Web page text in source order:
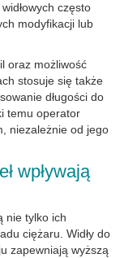
często
modyfikacji lub
oraz możliwość
stosuje się także
długości do
temu operator
niezależnie od jego
wpływają
nie tylko ich
ciężaru. Widły do
zapewniają wyższą